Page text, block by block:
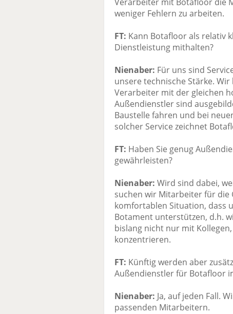
weniger Fehlern zu arbeiten.
FT: Kann Botafloor als relativ
Dienstleistung mithalten?
Nienaber: Für uns sind
unsere technische Stärke.
Verarbeiter mit der gleichen
Außendienstler sind
Baustelle fahren und bei
solcher Service zeichnet
FT: Haben Sie genug
gewährleisten?
Nienaber: Wird sind dabei,
suchen wir Mitarbeiter für die
komfortablen Situation, dass
Botament unterstützen, d.h.
bislang nicht nur mit
konzentrieren.
FT: Künftig werden aber
Außendienstler für Botafloor
Nienaber: Ja, auf jeden Fall.
passenden Mitarbeitern.